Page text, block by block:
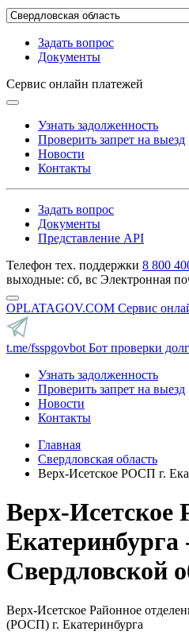
Задать вопрос
Документы
Сервис онлайн платежей
Узнать задолженность
Проверить запрет на выезд
Новости
Контакты
Задать вопрос
Документы
Представление API
Телефон тех. поддержки 8 800
выходные: сб, вс Электронная
OPLATAGOV.COM Сервис
t.me/fsspgovbot Бот проверки
Узнать задолженность
Проверить запрет на выезд
Новости
Контакты
Главная
Свердловская область
Верх-Исетское РОСП г.
Верх-
Свердловской
Верх-Исетское Районное
(РОСП) г. Екатеринбурга